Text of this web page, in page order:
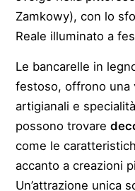
Zamkowy), con lo
Reale illuminato a
Le bancarelle in
festoso, offrono una
artigianali e
possono trovare
come le
accanto a creazioni
Un’attrazione unica